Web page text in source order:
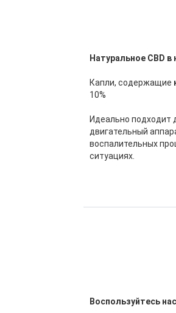
Натуральное CBD в
Капли, содержащие
10%
Идеально подходит
двигательный
воспалительных
ситуациях.
Воспользуйтесь